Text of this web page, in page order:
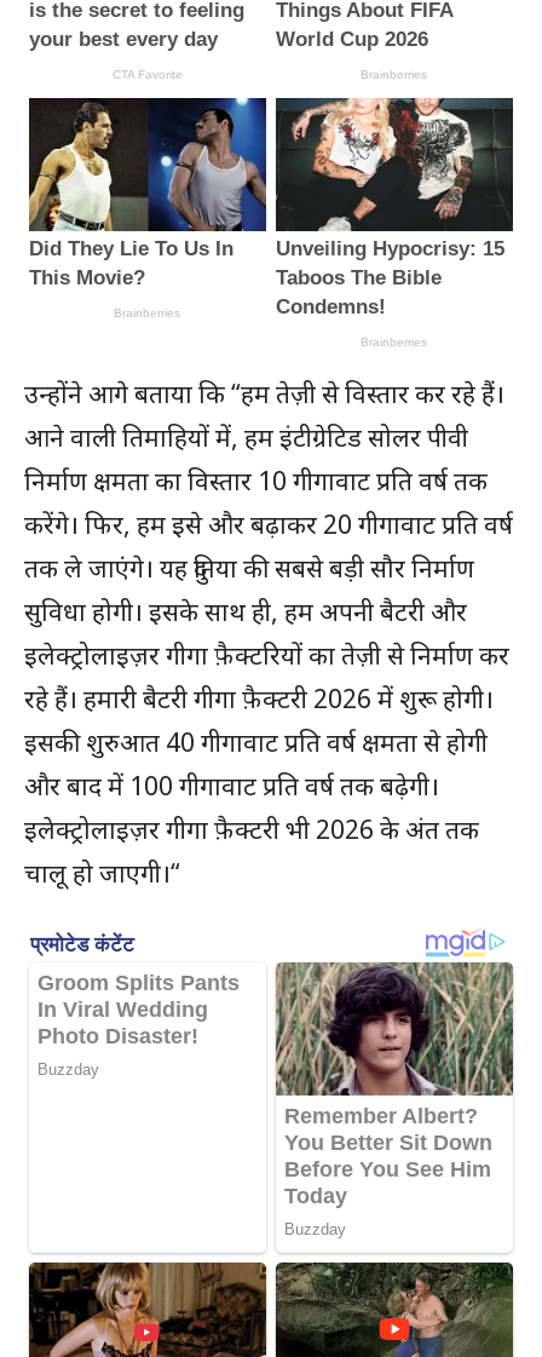
उन्होंने आगे बताया कि “हम तेज़ी से विस्तार कर रहे हैं।
आने वाली तिमाहियों में, हम इंटीग्रेटिड सोलर पीवी
निर्माण क्षमता का विस्तार 10 गीगावाट प्रति वर्ष तक
करेंगे। फिर, हम इसे और बढ़ाकर 20 गीगावाट प्रति वर्ष
तक ले जाएंगे। यह दुनिया की सबसे बड़ी सौर निर्माण
सुविधा होगी। इसके साथ ही, हम अपनी बैटरी और
इलेक्ट्रोलाइज़र गीगा फ़ैक्टरियों का तेज़ी से निर्माण कर
रहे हैं। हमारी बैटरी गीगा फ़ैक्टरी 2026 में शुरू होगी।
इसकी शुरुआत 40 गीगावाट प्रति वर्ष क्षमता से होगी
और बाद में 100 गीगावाट प्रति वर्ष तक बढ़ेगी।
इलेक्ट्रोलाइज़र गीगा फ़ैक्टरी भी 2026 के अंत तक
चालू हो जाएगी।“